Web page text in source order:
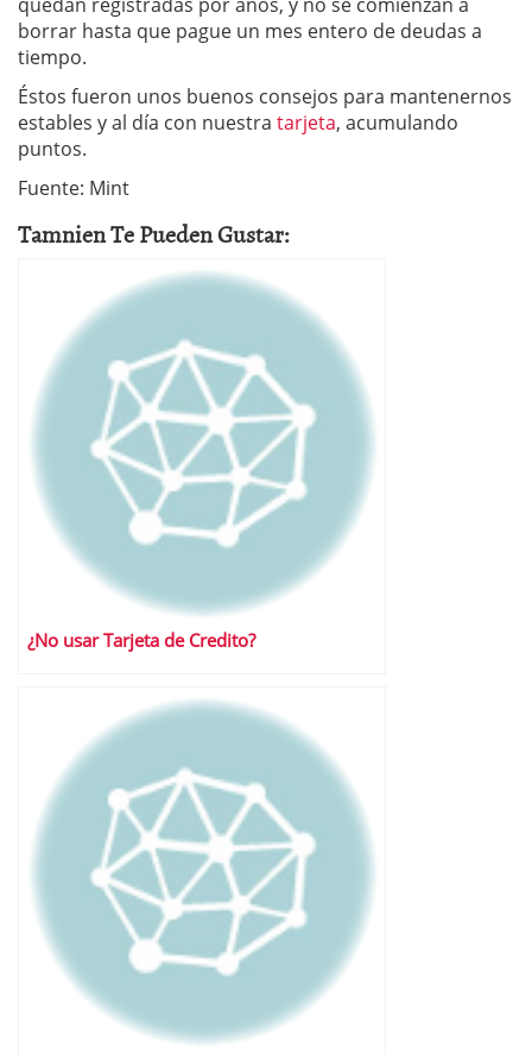
borrar hasta que pague un mes entero de deudas a
tiempo.
Éstos fueron unos buenos consejos para mantenernos
estables y al día con nuestra tarjeta, acumulando
puntos.
Fuente: Mint
Tamnien Te Pueden Gustar:
¿No usar Tarjeta de Credito?